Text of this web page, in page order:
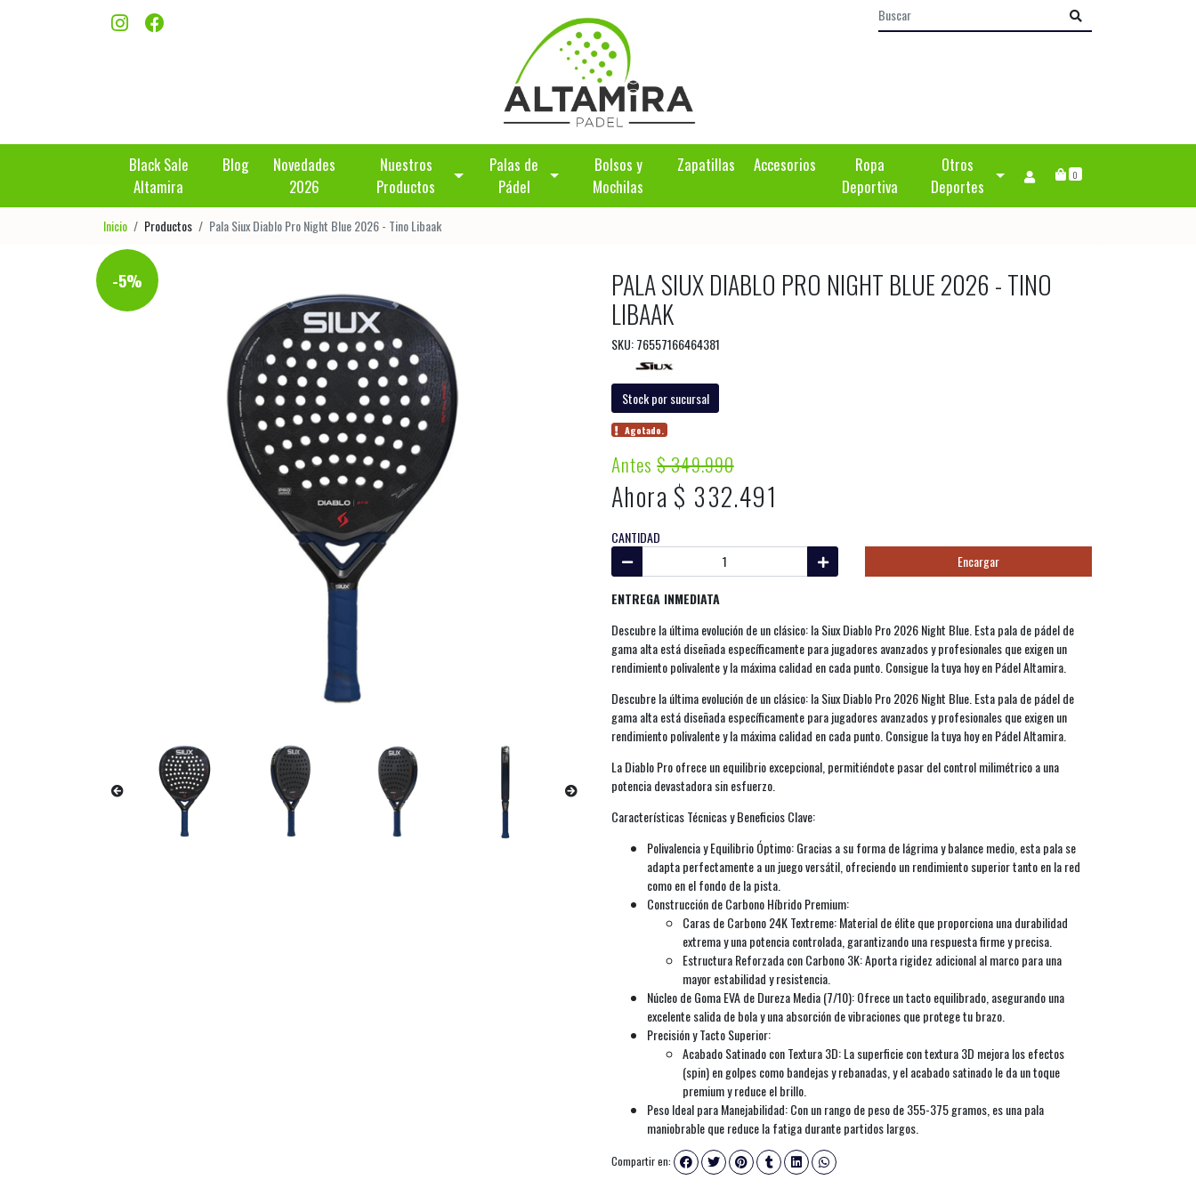
Black Sale
Altamira
Blog
Novedades
2026
Nuestros
Productos
Palas de
Pádel
Bolsos y
Mochilas
Zapatillas Accesorios
Ropa
Deportiva
Otros
Deportes
0
Inicio Productos Pala Siux Diablo Pro Night Blue 2026 - Tino Libaak
-5%
PALA SIUX DIABLO PRO NIGHT BLUE 2026 - TINO
LIBAAK
SKU: 76557166464381
Stock por sucursal
Agotado.
Antes$ 349.990
Ahora $ 332.491
CANTIDAD
Encargar
ENTREGA INMEDIATA
Descubre la última evolución de un clásico: la Siux Diablo Pro 2026 Night Blue. Esta pala de pádel de
gama alta está diseñada específicamente para jugadores avanzados y profesionales que exigen un
rendimiento polivalente y la máxima calidad en cada punto. Consigue la tuya hoy en Pádel Altamira.
Descubre la última evolución de un clásico: la Siux Diablo Pro 2026 Night Blue. Esta pala de pádel de
gama alta está diseñada específicamente para jugadores avanzados y profesionales que exigen un
rendimiento polivalente y la máxima calidad en cada punto. Consigue la tuya hoy en Pádel Altamira.
La Diablo Pro ofrece un equilibrio excepcional, permitiéndote pasar del control milimétrico a una
potencia devastadora sin esfuerzo.
Características Técnicas y Beneficios Clave:
Polivalencia y Equilibrio Óptimo: Gracias a su forma de lágrima y balance medio, esta pala se
adapta perfectamente a un juego versátil, ofreciendo un rendimiento superior tanto en la red
como en el fondo de la pista.
Construcción de Carbono Híbrido Premium:
Caras de Carbono 24K Textreme: Material de élite que proporciona una durabilidad
extrema y una potencia controlada, garantizando una respuesta firme y precisa.
Estructura Reforzada con Carbono 3K: Aporta rigidez adicional al marco para una
mayor estabilidad y resistencia.
Núcleo de Goma EVA de Dureza Media (7/10): Ofrece un tacto equilibrado, asegurando una
excelente salida de bola y una absorción de vibraciones que protege tu brazo.
Precisión y Tacto Superior:
Acabado Satinado con Textura 3D: La superficie con textura 3D mejora los efectos
(spin) en golpes como bandejas y rebanadas, y el acabado satinado le da un toque
premium y reduce el brillo.
Peso Ideal para Manejabilidad: Con un rango de peso de 355-375 gramos, es una pala
maniobrable que reduce la fatiga durante partidos largos.
Compartir en: